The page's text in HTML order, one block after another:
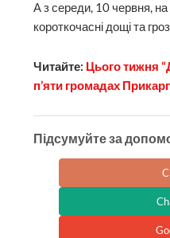
А з середи, 10 червня, на
короткочасні дощі та
Читайте: Цього тижня
п’яти громадах
Підсумуйте за